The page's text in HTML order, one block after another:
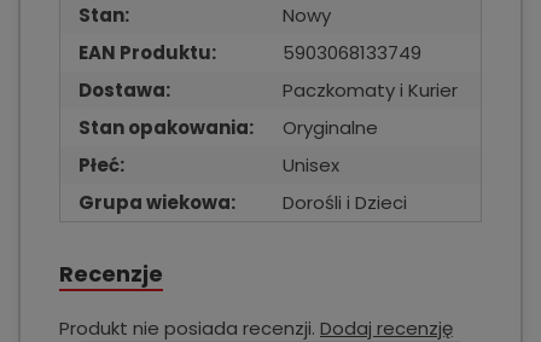
Stan:
Nowy
EAN Produktu:
5903068133749
Dostawa:
Paczkomaty i Kurier
Stan opakowania:
Oryginalne
Płeć:
Unisex
Grupa wiekowa:
Dorośli i Dzieci
Recenzje
Produkt nie posiada recenzji. Dodaj recenzję